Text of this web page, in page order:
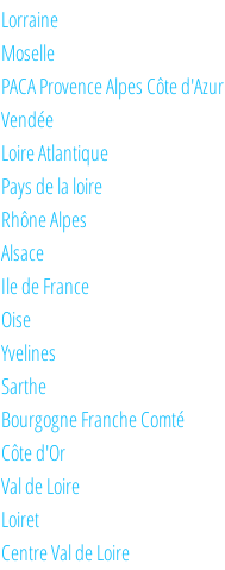
Lorraine
Moselle
PACA Provence Alpes Côte d'Azur
Vendée
Loire Atlantique
Pays de la loire
Rhône Alpes
Alsace
Ile de France
Oise
Yvelines
Sarthe
Bourgogne Franche Comté
Côte d'Or
Val de Loire
Loiret
Centre Val de Loire